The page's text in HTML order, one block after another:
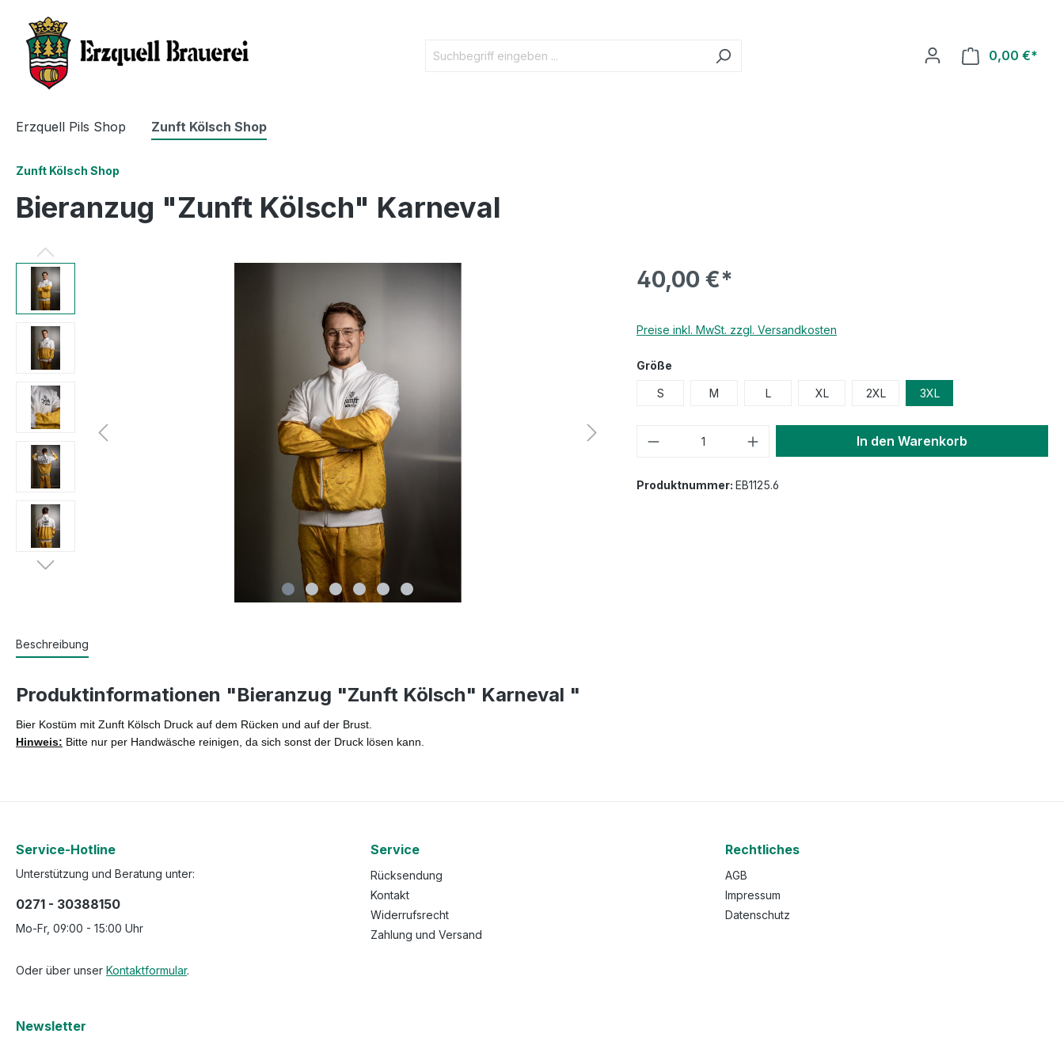
0,00 €*
Erzquell Pils Shop Zunft Kölsch Shop
Zunft Kölsch Shop
Bieranzug "Zunft Kölsch" Karneval
40,00 €*
Preise inkl. MwSt. zzgl. Versandkosten
Größe
S M L XL 2XL 3XL
In den Warenkorb
Produktnummer: EB1125.6
Beschreibung
Produktinformationen "Bieranzug "Zunft Kölsch" Karneval "
Bier Kostüm mit Zunft Kölsch Druck auf dem Rücken und auf der Brust.
Hinweis: Bitte nur per Handwäsche reinigen, da sich sonst der Druck lösen kann.
Service-Hotline
Unterstützung und Beratung unter:
0271 - 30388150
Mo-Fr, 09:00 - 15:00 Uhr
Oder über unser Kontaktformular.
Service
Rücksendung
Kontakt
Widerrufsrecht
Zahlung und Versand
Rechtliches
AGB
Impressum
Datenschutz
Newsletter